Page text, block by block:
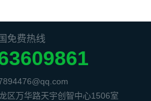
免费热线
区万华路天宇创智中心1506室